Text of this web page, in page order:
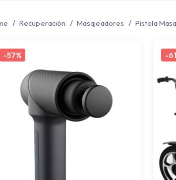
/ Recuperación / Masajeadores / Pistola
-57% -